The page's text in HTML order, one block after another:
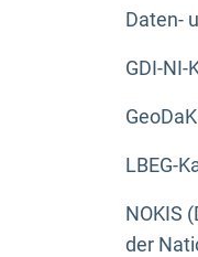
Daten-
GDI-
LBEG-
NOKIS
der